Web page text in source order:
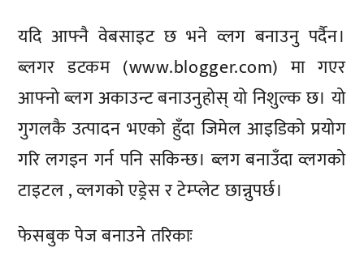
यदि आफ्नै वेबसाइट छ भने व्लग बनाउनु पर्दैन।
ब्लगर डटकम (www.blogger.com) मा गएर
आफ्नो ब्लग अकाउन्ट बनाउनुहोस् यो निशुल्क छ। यो
गुगलकै उत्पादन भएको हुँदा जिमेल आइडिको प्रयोग
गरि लगइन गर्न पनि सकिन्छ। ब्लग बनाउँदा व्लगको
टाइटल , व्लगको एड्रेस र टेम्प्लेट छान्नुपर्छ।
फेसबुक पेज बनाउने तरिकाः